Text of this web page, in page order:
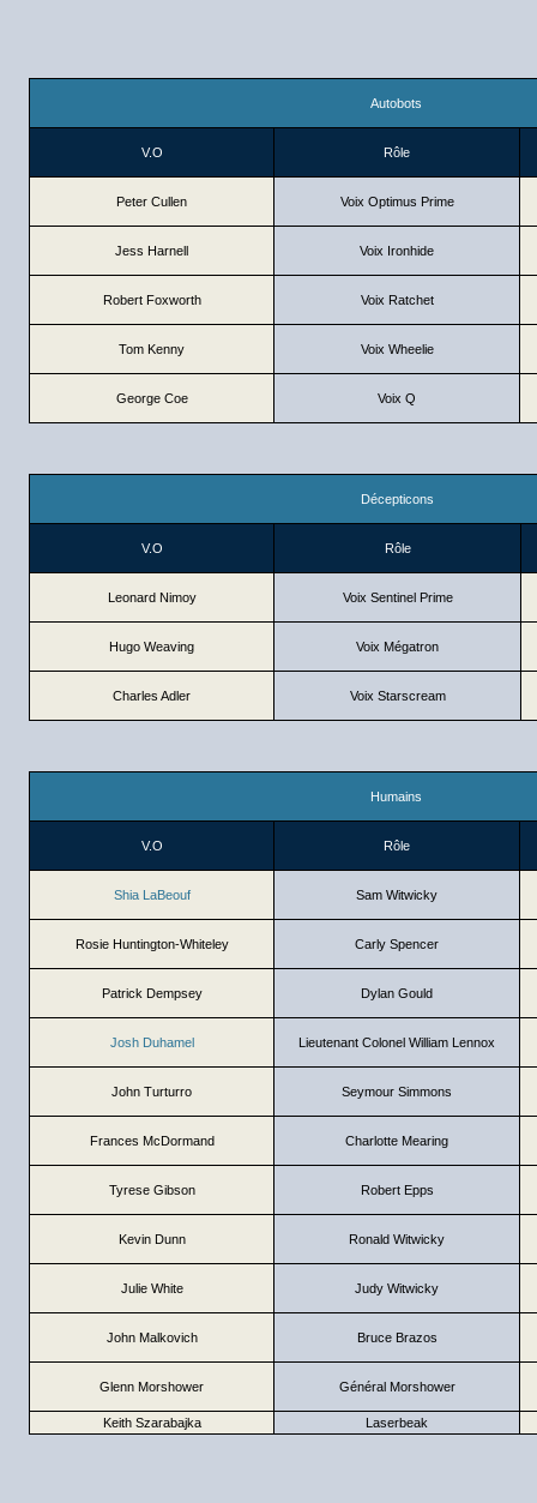
Autobots
V.O Rôle
Peter Cullen Voix Optimus Prime
Jess Harnell Voix Ironhide
Robert Foxworth Voix Ratchet
Tom Kenny Voix Wheelie
George Coe Voix Q
Décepticons
V.O Rôle
Leonard Nimoy Voix Sentinel Prime
Hugo Weaving Voix Mégatron
Charles Adler Voix Starscream
Humains
V.O Rôle
Shia LaBeouf Sam Witwicky
Rosie Huntington-Whiteley Carly Spencer
Patrick Dempsey Dylan Gould
Josh Duhamel Lieutenant Colonel William Lennox
John Turturro Seymour Simmons
Frances McDormand Charlotte Mearing
Tyrese Gibson Robert Epps
Kevin Dunn Ronald Witwicky
Julie White Judy Witwicky
John Malkovich Bruce Brazos
Glenn Morshower Général Morshower
Keith Szarabajka Laserbeak